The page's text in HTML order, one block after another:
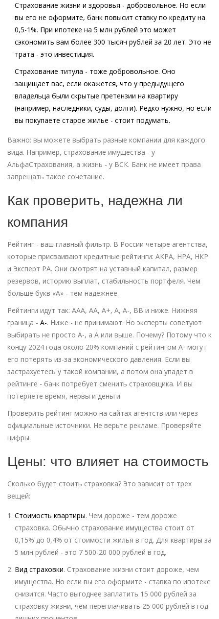
Страхование жизни и здоровья - добровольное. Но если
вы его не оформите, банк повысит ставку по кредиту на
0,5-1%. При ипотеке на 5 млн рублей это может
сэкономить вам более 300 тысяч рублей за 20 лет. Это не
трата - это инвестиция.
Страхование титула - тоже добровольное. Оно
защищает вас, если окажется, что у предыдущего
владельца были скрытые претензии на квартиру
(например, наследники, суды, долги). Редко нужно, но если
вы покупаете старое жилье - стоит подумать.
Важно: вы можете выбрать разные компании для каждого
вида. Например, страхование имущества - у
АльфаСтрахования, а жизнь - у ВСК. Банк не имеет права
запрещать такое сочетание.
Как проверить, надежна ли
компания
Рейтинг - ваш главный фильтр. В России четыре агентства,
которые присваивают кредитные рейтинги: АКРА, НРА, НКР
и Эксперт РА. Они смотрят на уставный капитал, размер
резервов, историю выплат, стабильность портфеля. Чем
больше букв «А» - тем надежнее.
Рейтинги идут так: ААА, АА, А+, А, А-, ВВ и ниже. Нижняя
граница - А-. Ниже - не принимают. Но эксперты советуют
выбирать не просто А-, а А или выше. Почему? Потому что к
концу 2024 года около 20% компаний с рейтингом А- могут
его потерять из-за экономического давления. Если вы
застрахуетесь у такой компании, а потом она упадет в
рейтинге - банк потребует сменить страховщика. И вы
потеряете время, нервы и деньги.
Проверить рейтинг можно на сайтах агентств или через
официальные источники. Не верьте рекламе. Проверяйте
цифры.
Цены: что влияет на стоимость
Сколько будет стоить страховка? Это зависит от трех
вещей:
Стоимость квартиры. Чем дороже - тем дороже
страховка. Обычно страхование имущества стоит от
0,15% до 0,4% от стоимости жилья в год. Для квартиры за
5 млн рублей - это 7 500-20 000 рублей в год.
Вид страховки. Страхование жизни стоит дороже, чем
имущества. Но если вы его оформите - ставка по ипотеке
снизится. Часто выгоднее заплатить 15 000 рублей за
страховку жизни, чем переплачивать 25 000 рублей в год